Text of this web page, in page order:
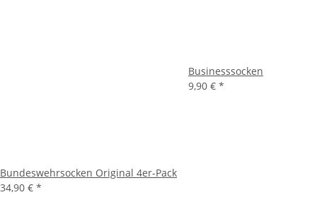
Bundeswehrsocken Original 4er-Pack
34,90 € *
Businesssocken
9,90 € *